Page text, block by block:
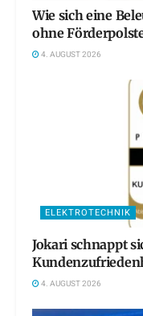
Wie sich eine
ohne
4. AUGUST 2026
ELEKTROTECHNIK
Jokari schnappt
4. AUGUST 2026